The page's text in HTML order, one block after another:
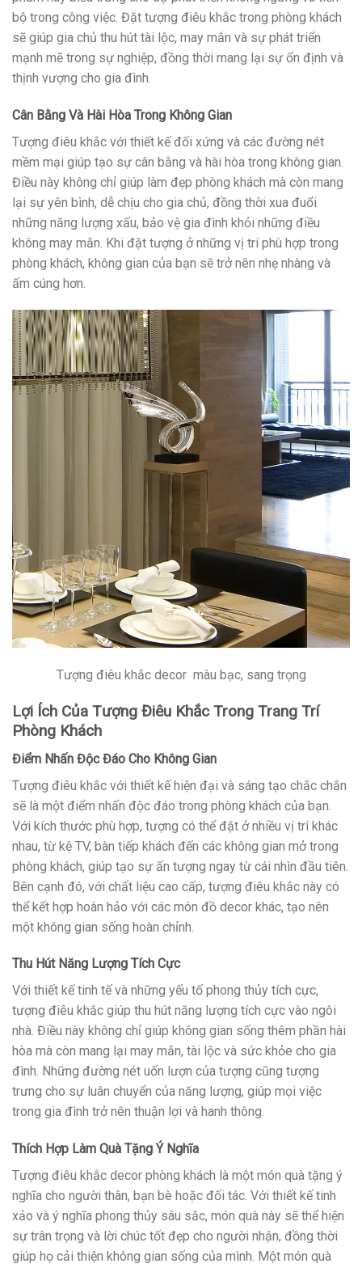
bộ trong công việc. Đặt tượng điêu khắc trong phòng khách
sẽ giúp gia chủ thu hút tài lộc, may mắn và sự phát triển
mạnh mẽ trong sự nghiệp, đồng thời mang lại sự ổn định và
thịnh vượng cho gia đình.
Cân Bằng Và Hài Hòa Trong Không Gian
Tượng điêu khắc với thiết kế đối xứng và các đường nét
mềm mại giúp tạo sự cân bằng và hài hòa trong không gian.
Điều này không chỉ giúp làm đẹp phòng khách mà còn mang
lại sự yên bình, dễ chịu cho gia chủ, đồng thời xua đuổi
những năng lượng xấu, bảo vệ gia đình khỏi những điều
không may mắn. Khi đặt tượng ở những vị trí phù hợp trong
phòng khách, không gian của bạn sẽ trở nên nhẹ nhàng và
ấm cúng hơn.
Tượng điêu khắc decor màu bạc, sang trọng
Lợi Ích Của Tượng Điêu Khắc Trong Trang Trí
Phòng Khách
Điểm Nhấn Độc Đáo Cho Không Gian
Tượng điêu khắc với thiết kế hiện đại và sáng tạo chắc chắn
sẽ là một điểm nhấn độc đáo trong phòng khách của bạn.
Với kích thước phù hợp, tượng có thể đặt ở nhiều vị trí khác
nhau, từ kệ TV, bàn tiếp khách đến các không gian mở trong
phòng khách, giúp tạo sự ấn tượng ngay từ cái nhìn đầu tiên.
Bên cạnh đó, với chất liệu cao cấp, tượng điêu khắc này có
thể kết hợp hoàn hảo với các món đồ decor khác, tạo nên
một không gian sống hoàn chỉnh.
Thu Hút Năng Lượng Tích Cực
Với thiết kế tinh tế và những yếu tố phong thủy tích cực,
tượng điêu khắc giúp thu hút năng lượng tích cực vào ngôi
nhà. Điều này không chỉ giúp không gian sống thêm phần hài
hòa mà còn mang lại may mắn, tài lộc và sức khỏe cho gia
đình. Những đường nét uốn lượn của tượng cũng tượng
trưng cho sự luân chuyển của năng lượng, giúp mọi việc
trong gia đình trở nên thuận lợi và hanh thông.
Thích Hợp Làm Quà Tặng Ý Nghĩa
Tượng điêu khắc decor phòng khách là một món quà tặng ý
nghĩa cho người thân, bạn bè hoặc đối tác. Với thiết kế tinh
xảo và ý nghĩa phong thủy sâu sắc, món quà này sẽ thể hiện
sự trân trọng và lời chúc tốt đẹp cho người nhận, đồng thời
giúp họ cải thiện không gian sống của mình. Một món quà